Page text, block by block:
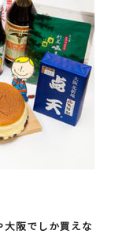
大阪でしか買えな